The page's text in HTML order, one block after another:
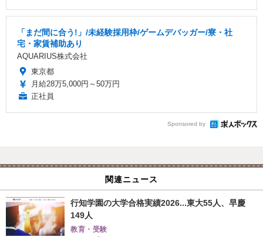
「まだ間に合う!」/未経験採用枠/ゲームデバッガー/寮・社
宅・家賃補助あり
AQUARIUS株式会社
東京都
月給28万5,000円～50万円
正社員
Sponsored by
関連ニュース
行知学園の大学合格実績2026...東大55人、早慶
149人
教育・受験